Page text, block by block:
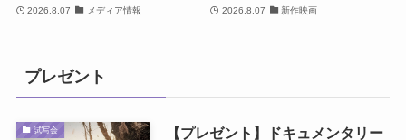
2026.8.07 メディア情報 2026.8.07 新作映画
プレゼント
試写会
【プレゼント】ドキュメンタリー